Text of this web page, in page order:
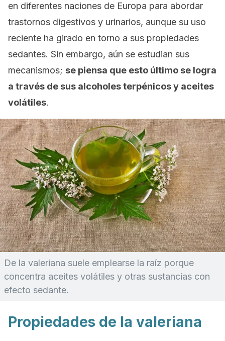
en diferentes naciones de Europa para abordar
trastornos digestivos y urinarios, aunque su uso
reciente ha girado en torno a sus propiedades
sedantes. Sin embargo, aún se estudian sus
mecanismos; se piensa que esto último se logra
a través de sus alcoholes terpénicos y aceites
volátiles.
De la valeriana suele emplearse la raíz porque
concentra aceites volátiles y otras sustancias con
efecto sedante.
Propiedades de la valeriana